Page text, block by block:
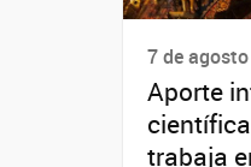
7 de
Aporte
trabaja